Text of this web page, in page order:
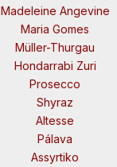
Madeleine Angevine
Maria Gomes
Müller-Thurgau
Hondarrabi Zuri
Prosecco
Shyraz
Altesse
Pálava
Assyrtiko